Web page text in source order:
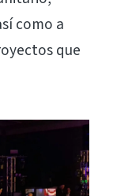
como a
que